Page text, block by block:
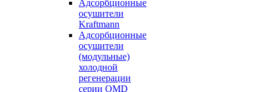
Адсорбционные
осушители
Kraftmann
Адсорбционные
осушители
(модульные)
холодной
регенерации
серии OMD